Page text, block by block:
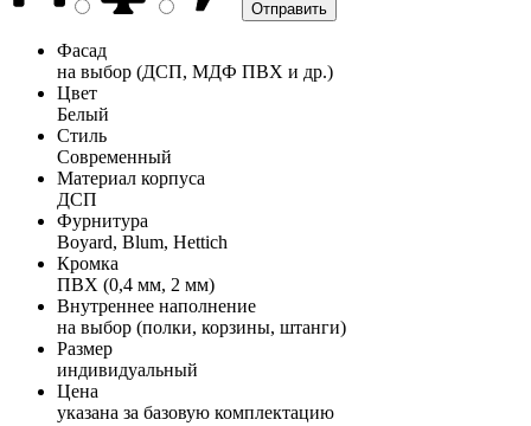
Фасад
на выбор (ДСП, МДФ ПВХ и др.)
Цвет
Белый
Стиль
Современный
Материал корпуса
ДСП
Фурнитура
Boyard, Blum, Hettich
Кромка
ПВХ (0,4 мм, 2 мм)
Внутреннее наполнение
на выбор (полки, корзины, штанги)
Размер
индивидуальный
Цена
указана за базовую комплектацию